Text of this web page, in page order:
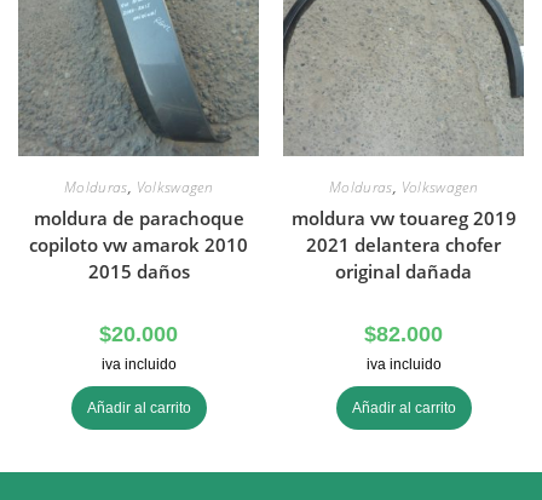
Molduras, Volkswagen
moldura de parachoque
copiloto vw amarok 2010
2015 daños
$20.000
iva incluido
Añadir al carrito
Molduras, Volkswagen
moldura vw touareg 2019
2021 delantera chofer
original dañada
$82.000
iva incluido
Añadir al carrito